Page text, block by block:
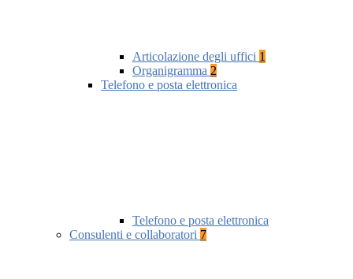
Articolazione degli uffici 1
Organigramma 2
Telefono e posta elettronica
Telefono e posta elettronica
Consulenti e collaboratori 7